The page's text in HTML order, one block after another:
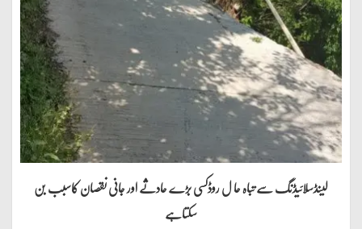
لینڈسلائیڈنگ سے تباہ حا ل روڈکسی بڑے حادثے اور جانی نقصان کاسبب بن
سکتاہے